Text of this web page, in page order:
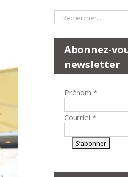
Rechercher:
Abonnez-
newsletter
Prénom *
Courriel *